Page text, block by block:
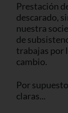
Prestación
descarado,
nuestra
de
trabajas por
cambio.
Por
claras...